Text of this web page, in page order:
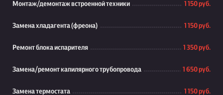
Монтаж/демонтаж встроенной техники 1 150 руб.
Замена хладагента (фреона) 1 150 руб.
Ремонт блока испарителя 1 350 руб.
Замена/ремонт капилярного трубопровода 1 650 руб.
Замена термостата 1 150 руб.